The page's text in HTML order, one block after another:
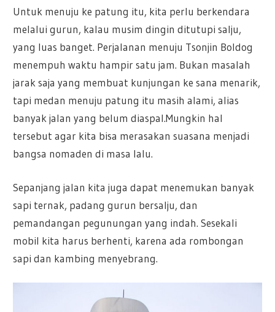
Untuk menuju ke patung itu, kita perlu berkendara
melalui gurun, kalau musim dingin ditutupi salju,
yang luas banget. Perjalanan menuju Tsonjin Boldog
menempuh waktu hampir satu jam. Bukan masalah
jarak saja yang membuat kunjungan ke sana menarik,
tapi medan menuju patung itu masih alami, alias
banyak jalan yang belum diaspal.Mungkin hal
tersebut agar kita bisa merasakan suasana menjadi
bangsa nomaden di masa lalu.
Sepanjang jalan kita juga dapat menemukan banyak
sapi ternak, padang gurun bersalju, dan
pemandangan pegunungan yang indah. Sesekali
mobil kita harus berhenti, karena ada rombongan
sapi dan kambing menyebrang.